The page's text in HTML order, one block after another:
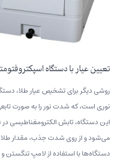
تعیین عیار با دستگاه
روشی دیگر برای تشخیص عیار طلا،
نوری است، که شدت نور را به صورت
این دستگاه، تابش الکترومغناطیسی
می‌شود و از روی شدت جذب، مقدار طلا